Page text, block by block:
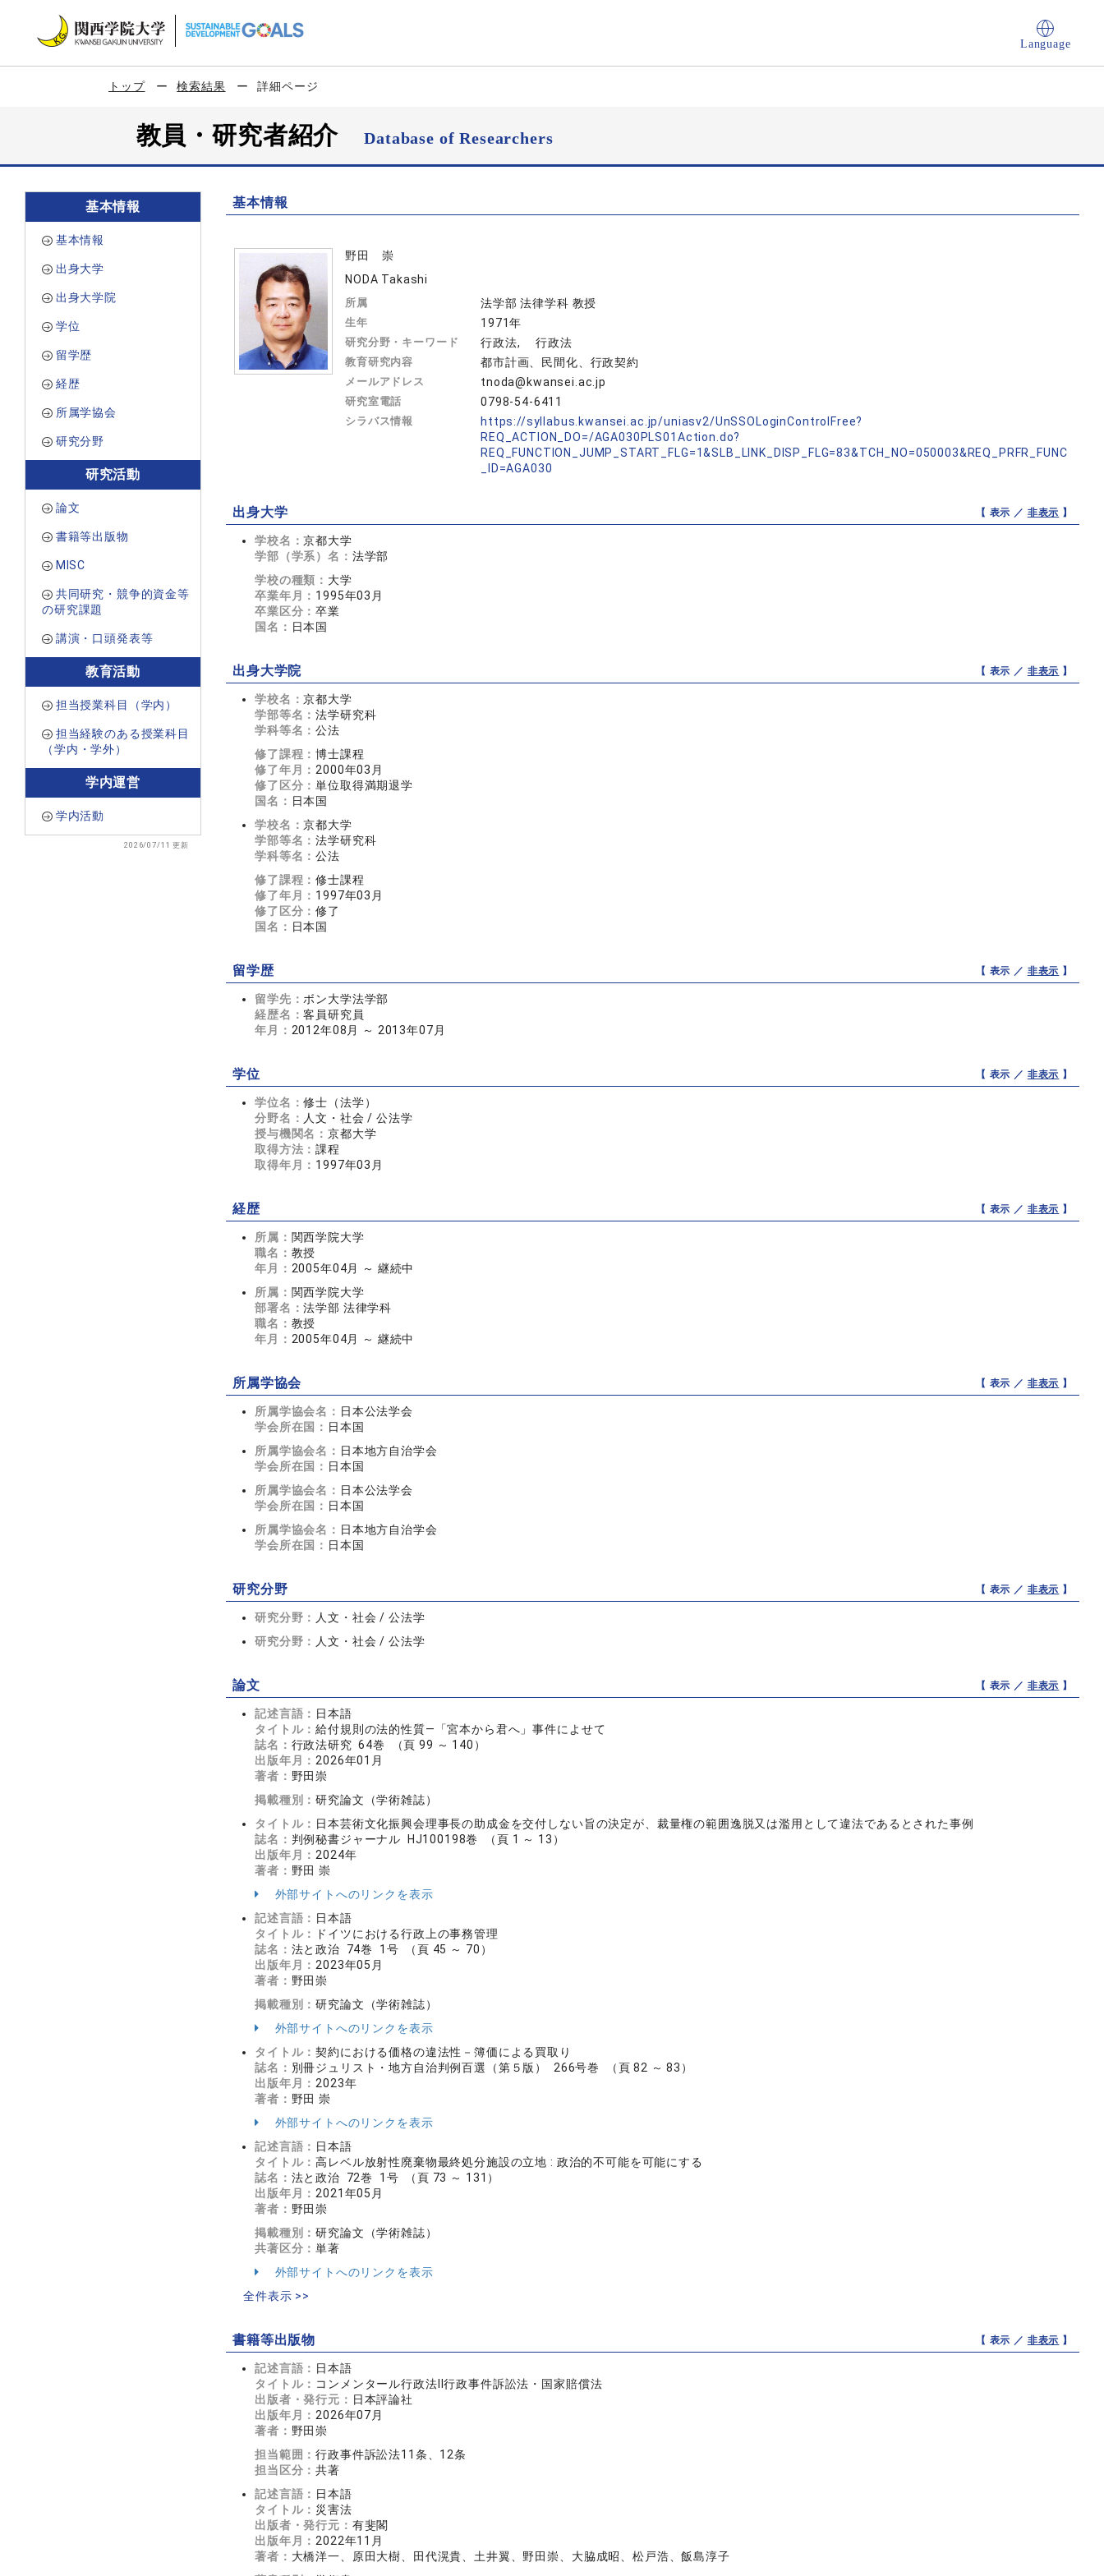
Language
トップ 検索結果 詳細ページ
教員・研究者紹介Database of Researchers
基本情報
基本情報
出身大学
出身大学院
学位
留学歴
経歴
所属学協会
研究分野
研究活動
論文
書籍等出版物
MISC
共同研究・競争的資金等
の研究課題
講演・口頭発表等
教育活動
担当授業科目（学内）
担当経験のある授業科目
（学内・学外）
学内運営
学内活動
2026/07/11 更新
基本情報
野田 崇
NODA Takashi
所属 法学部 法律学科 教授
生年 1971年
研究分野・キーワード 行政法, 行政法
教育研究内容 都市計画、民間化、行政契約
メールアドレス tnoda@kwansei.ac.jp
研究室電話 0798-54-6411
シラバス情報
https://syllabus.kwansei.ac.jp/uniasv2/UnSSOLoginControlFree?
REQ_ACTION_DO=/AGA030PLS01Action.do?
REQ_FUNCTION_JUMP_START_FLG=1&SLB_LINK_DISP_FLG=83&TCH_NO=050003&REQ_PRFR_FUNC
_ID=AGA030
出身大学 【 表示 ／ 非表示 】
学校名：京都大学
学部（学系）名： 法学部
学校の種類： 大学
卒業年月： 1995年03月
卒業区分：卒業
国名： 日本国
出身大学院 【 表示 ／ 非表示 】
学校名：京都大学
学部等名：法学研究科
学科等名：公法
修了課程：博士課程
修了年月： 2000年03月
修了区分：単位取得満期退学
国名： 日本国
学校名：京都大学
学部等名：法学研究科
学科等名：公法
修了課程：修士課程
修了年月： 1997年03月
修了区分：修了
国名： 日本国
留学歴 【 表示 ／ 非表示 】
留学先： ボン大学法学部
経歴名：客員研究員
年月： 2012年08月 ～ 2013年07月
学位 【 表示 ／ 非表示 】
学位名：修士（法学）
分野名： 人文・社会 / 公法学
授与機関名：京都大学
取得方法：課程
取得年月： 1997年03月
経歴 【 表示 ／ 非表示 】
所属： 関西学院大学
職名： 教授
年月： 2005年04月 ～ 継続中
所属： 関西学院大学
部署名：法学部 法律学科
職名： 教授
年月： 2005年04月 ～ 継続中
所属学協会 【 表示 ／ 非表示 】
所属学協会名： 日本公法学会
学会所在国： 日本国
所属学協会名： 日本地方自治学会
学会所在国： 日本国
所属学協会名： 日本公法学会
学会所在国： 日本国
所属学協会名： 日本地方自治学会
学会所在国： 日本国
研究分野 【 表示 ／ 非表示 】
研究分野： 人文・社会 / 公法学
研究分野： 人文・社会 / 公法学
論文 【 表示 ／ 非表示 】
記述言語： 日本語
タイトル：給‌付規則の法的性質―「宮本から君へ」事件によせて
誌名： 行政法研究 64巻 （頁 99 ～ 140）
出版年月： 2026年01月
著者： 野田崇
掲載種別：研究論文（学術雑誌）
タイトル： 日本芸術文化振興会理事長の助成金を交付しない旨の決定が、裁量権の範囲逸脱又は濫用として違法であるとされた事例
誌名： 判例秘書ジャーナル HJ100198巻 （頁 1 ～ 13）
出版年月： 2024年
著者： 野田 崇
外部サイトへのリンクを表示
記述言語： 日本語
タイトル：
ドイツにおける行政上の事務管理
誌名： 法と政治 74巻 1号 （頁 45 ～ 70）
出版年月： 2023年05月
著者： 野田崇
掲載種別：研究論文（学術雑誌）
外部サイトへのリンクを表示
タイトル：契約における価格の違法性－簿価による買取り
誌名： 別冊ジュリスト・地方自治判例百選（第５版） 266号巻 （頁 82 ～ 83）
出版年月： 2023年
著者： 野田 崇
外部サイトへのリンクを表示
記述言語： 日本語
タイトル：高レベル放射性廃棄物最終処分施設の立地 : 政治的不可能を可能にする
誌名： 法と政治 72巻 1号 （頁 73 ～ 131）
出版年月： 2021年05月
著者： 野田崇
掲載種別：研究論文（学術雑誌）
共著区分：単著
外部サイトへのリンクを表示
全件表示 >>
書籍等出版物 【 表示 ／ 非表示 】
記述言語： 日本語
タイトル： コンメンタール行政法Ⅱ行政事件訴訟法・国家賠償法
出版者・発行元： 日本評論社
出版年月： 2026年07月
著者： 野田崇
担当範囲：行政事件訴訟法11条、12条
担当区分：共著
記述言語： 日本語
タイトル： 災害法
出版者・発行元： 有斐閣
出版年月： 2022年11月
著者： 大橋洋一、原田大樹、田代滉貴、土井翼、野田崇、大脇成昭、松戸浩、飯島淳子